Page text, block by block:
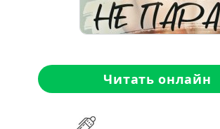
Читать онлайн